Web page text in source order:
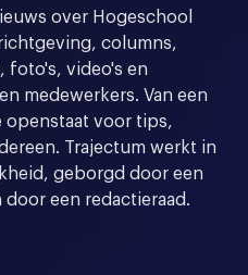
over Hogeschool
columns,
foto's, video's en
medewerkers. Van een
openstaat voor tips,
Trajectum werkt in
geborgd door een
een redactieraad.